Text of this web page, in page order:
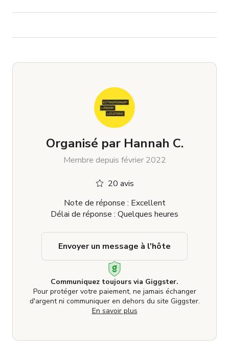
Organisé par Hannah C.
Membre depuis février 2022
20 avis
Note de réponse : Excellent
Délai de réponse : Quelques heures
Communiquez toujours via Giggster.
Pour protéger votre paiement, ne jamais échanger
d'argent ni communiquer en dehors du site Giggster.
En savoir plus
Envoyer un message à l'hôte